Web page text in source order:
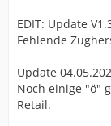
EDIT: Update
Fehlende
Update
Noch einige "ö"
Retail.